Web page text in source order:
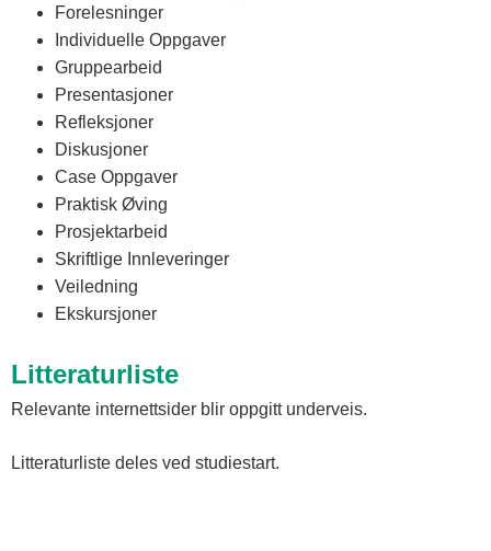
Forelesninger
Individuelle Oppgaver
Gruppearbeid
Presentasjoner
Refleksjoner
Diskusjoner
Case Oppgaver
Praktisk Øving
Prosjektarbeid
Skriftlige Innleveringer
Veiledning
Ekskursjoner
Litteraturliste
Relevante internettsider blir oppgitt underveis.
Litteraturliste deles ved studiestart.